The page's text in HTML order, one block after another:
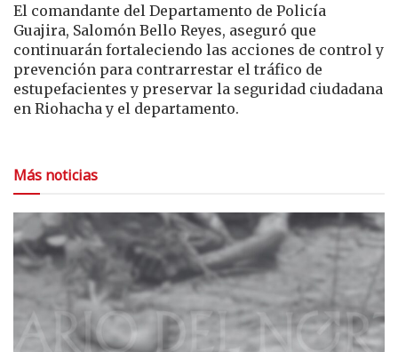
El comandante del Departamento de Policía
Guajira, Salomón Bello Reyes, aseguró que
continuarán fortaleciendo las acciones de control y
prevención para contrarrestar el tráfico de
estupefacientes y preservar la seguridad ciudadana
en Riohacha y el departamento.
Más noticias